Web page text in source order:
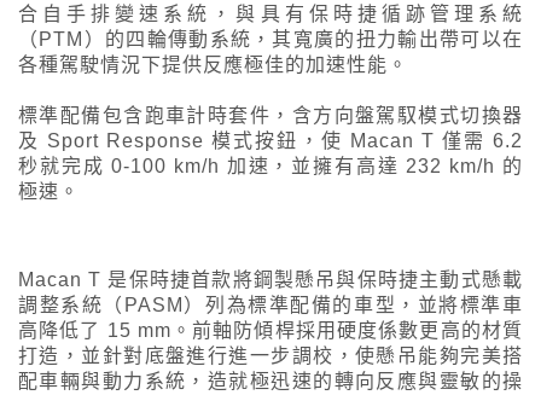
合自手排變速系統，與具有保時捷循跡管理系統
（PTM）的四輪傳動系統，其寬廣的扭力輸出帶可以在
各種駕駛情況下提供反應極佳的加速性能。
標準配備包含跑車計時套件，含方向盤駕馭模式切換器
及 Sport Response 模式按鈕，使 Macan T 僅需 6.2
秒就完成 0-100 km/h 加速，並擁有高達 232 km/h 的
極速。
Macan T 是保時捷首款將鋼製懸吊與保時捷主動式懸載
調整系統（PASM）列為標準配備的車型，並將標準車
高降低了 15 mm。前軸防傾桿採用硬度係數更高的材質
打造，並針對底盤進行進一步調校，使懸吊能夠完美搭
配車輛與動力系統，造就極迅速的轉向反應與靈敏的操